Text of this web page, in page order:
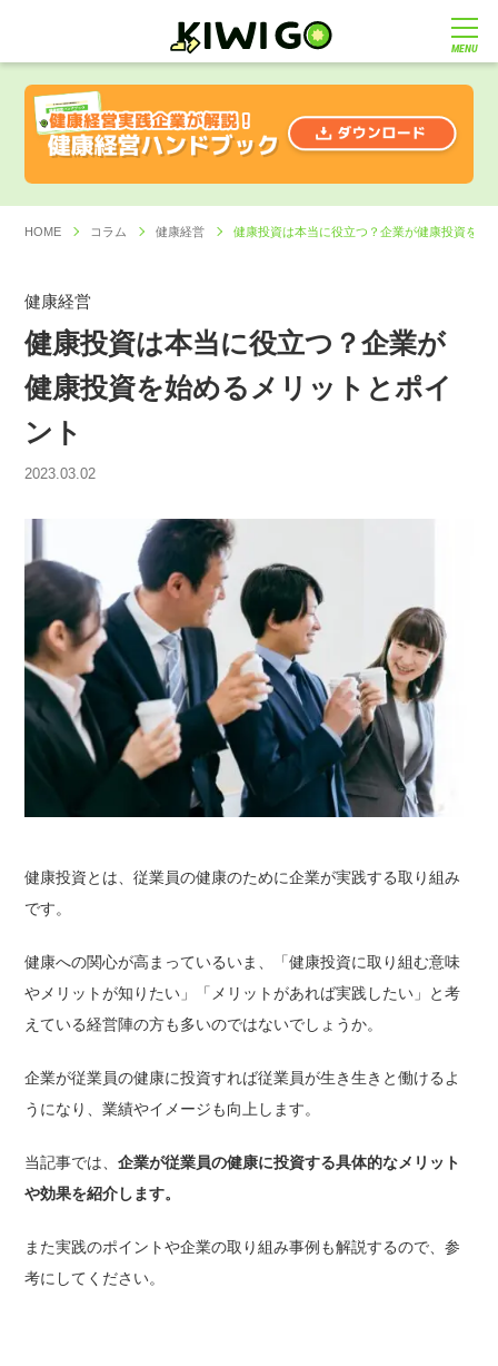
MENU
HOME コラム 健康経営 健康投資は本当に役立つ？企業が健康投資を始
健康経営
健康投資は本当に役立つ？企業が
健康投資を始めるメリットとポイ
ント
2023.03.02
健康投資とは、従業員の健康のために企業が実践する取り組み
です。
健康への関心が高まっているいま、「健康投資に取り組む意味
やメリットが知りたい」「メリットがあれば実践したい」と考
えている経営陣の方も多いのではないでしょうか。
企業が従業員の健康に投資すれば従業員が生き生きと働けるよ
うになり、業績やイメージも向上します。
当記事では、企業が従業員の健康に投資する具体的なメリット
や効果を紹介します。
また実践のポイントや企業の取り組み事例も解説するので、参
考にしてください。